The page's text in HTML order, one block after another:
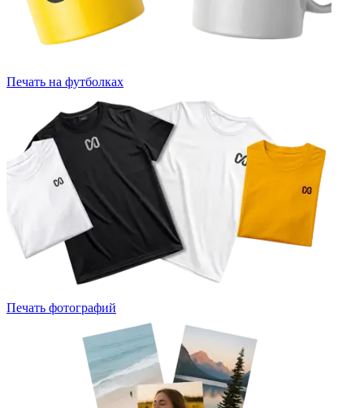
Печать на футболках
Печать фотографий